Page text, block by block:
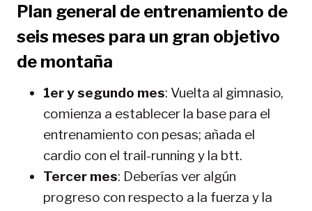
Plan general de entrenamiento de
seis meses para un gran objetivo
de montaña
1er y segundo mes: Vuelta al gimnasio,
comienza a establecer la base para el
entrenamiento con pesas; añada el
cardio con el trail-running y la btt.
Tercer mes: Deberías ver algún
progreso con respecto a la fuerza y la